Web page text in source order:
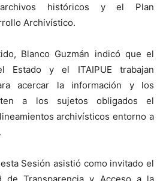
históricos y el Plan
Archivístico.
Blanco Guzmán indicó que el
Estado y el ITAIPUE trabajan
acercar la información y los
a los sujetos obligados el
archivísticos entorno a
Sesión asistió como invitado el